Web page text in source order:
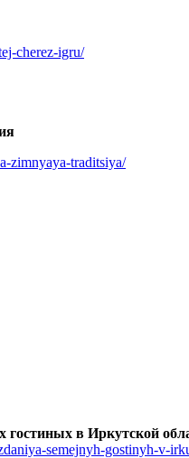
cherez-igru/
zimnyaya-traditsiya/
в Иркутской
semejnyh-gostinyh-v-